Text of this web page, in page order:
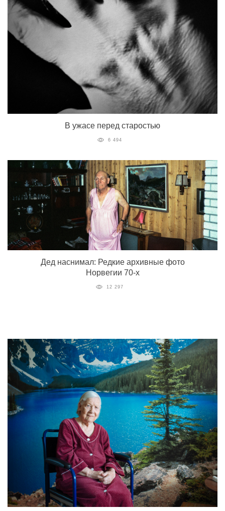
В ужасе перед старостью
6 494
Дед наснимал: Редкие архивные фото
Норвегии 70-х
12 297